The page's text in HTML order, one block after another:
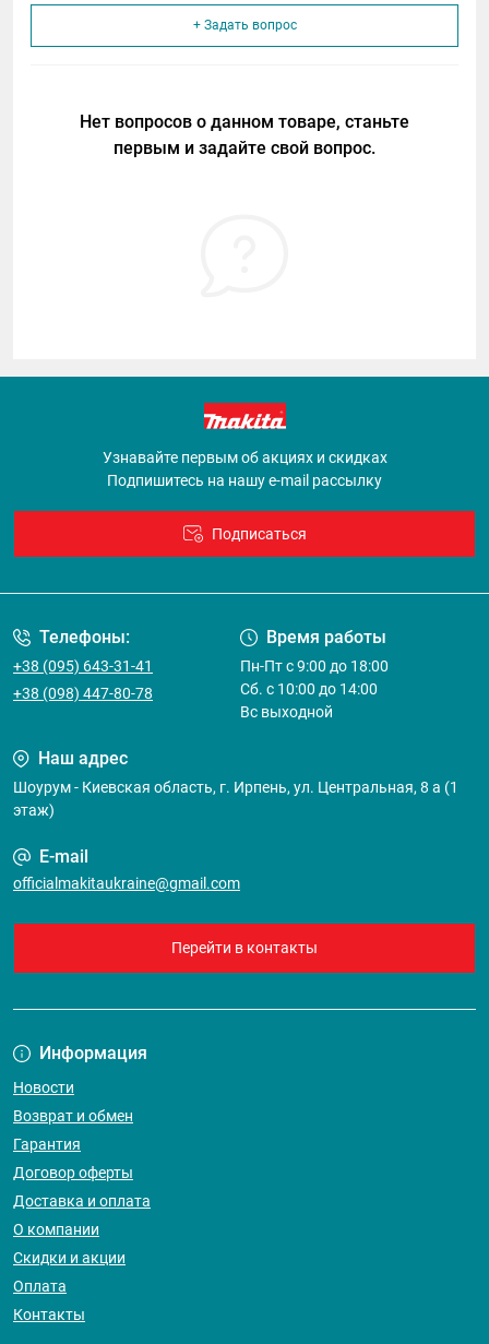
+ Задать вопрос
Нет вопросов о данном товаре, станьте
первым и задайте свой вопрос.
Узнавайте первым об акциях и скидках
Подпишитесь на нашу e-mail рассылку
Подписаться
Телефоны:
+38 (095) 643-31-41
+38 (098) 447-80-78
Время работы
Пн-Пт с 9:00 до 18:00
Сб. с 10:00 до 14:00
Вс выходной
Наш адрес
Шоурум - Киевская область, г. Ирпень, ул. Центральная, 8 а (1
этаж)
E-mail
officialmakitaukraine@gmail.com
Перейти в контакты
Информация
Новости
Возврат и обмен
Гарантия
Договор оферты
Доставка и оплата
О компании
Скидки и акции
Оплата
Контакты